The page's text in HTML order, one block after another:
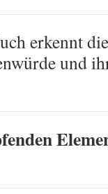
erkennt
und